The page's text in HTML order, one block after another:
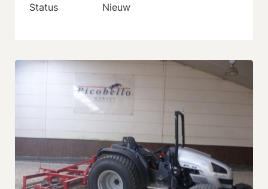
Status
Nieuw